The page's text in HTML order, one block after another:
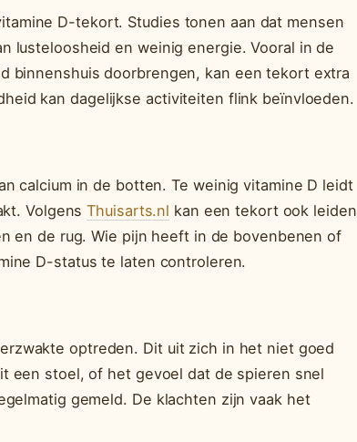
D-tekort. Studies tonen aan dat mensen
lusteloosheid en weinig energie. Vooral in de
binnenshuis doorbrengen, kan een tekort extra
kan dagelijkse activiteiten flink beïnvloeden.
calcium in de botten. Te weinig vitamine D leidt
VolgensThuisarts.nl kan een tekort ook leiden
en de rug. Wie pijn heeft in de bovenbenen of
D-status te laten controleren.
optreden. Dit uit zich in het niet goed
een stoel, of het gevoel dat de spieren snel
gemeld. De klachten zijn vaak het